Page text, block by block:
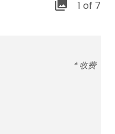
1 of 7
* 收费